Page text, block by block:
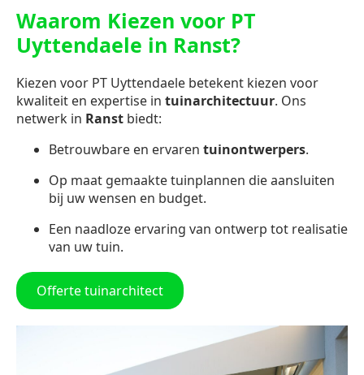
Waarom Kiezen voor PT
Uyttendaele in Ranst?
Kiezen voor PT Uyttendaele betekent kiezen voor
kwaliteit en expertise in tuinarchitectuur. Ons
netwerk in Ranst biedt:
Betrouwbare en ervaren tuinontwerpers.
Op maat gemaakte tuinplannen die aansluiten
bij uw wensen en budget.
Een naadloze ervaring van ontwerp tot realisatie
van uw tuin.
Offerte tuinarchitect